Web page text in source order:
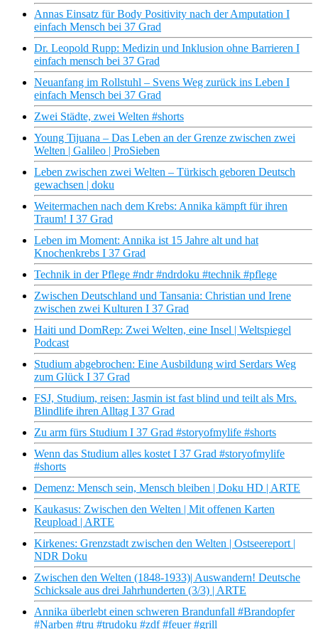
Annas Einsatz für Body Positivity nach der Amputation I
einfach Mensch bei 37 Grad
Dr. Leopold Rupp: Medizin und Inklusion ohne Barrieren I
einfach mensch bei 37 Grad
Neuanfang im Rollstuhl – Svens Weg zurück ins Leben I
einfach Mensch bei 37 Grad
Zwei Städte, zwei Welten #shorts
Young Tijuana – Das Leben an der Grenze zwischen zwei
Welten | Galileo | ProSieben
Leben zwischen zwei Welten – Türkisch geboren Deutsch
gewachsen | doku
Weitermachen nach dem Krebs: Annika kämpft für ihren
Traum! I 37 Grad
Leben im Moment: Annika ist 15 Jahre alt und hat
Knochenkrebs I 37 Grad
Technik in der Pflege #ndr #ndrdoku #technik #pflege
Zwischen Deutschland und Tansania: Christian und Irene
zwischen zwei Kulturen I 37 Grad
Haiti und DomRep: Zwei Welten, eine Insel | Weltspiegel
Podcast
Studium abgebrochen: Eine Ausbildung wird Serdars Weg
zum Glück I 37 Grad
FSJ, Studium, reisen: Jasmin ist fast blind und teilt als Mrs.
Blindlife ihren Alltag I 37 Grad
Zu arm fürs Studium I 37 Grad #storyofmylife #shorts
Wenn das Studium alles kostet I 37 Grad #storyofmylife
#shorts
Demenz: Mensch sein, Mensch bleiben | Doku HD | ARTE
Kaukasus: Zwischen den Welten | Mit offenen Karten
Reupload | ARTE
Kirkenes: Grenzstadt zwischen den Welten | Ostseereport |
NDR Doku
Zwischen den Welten (1848-1933)| Auswandern! Deutsche
Schicksale aus drei Jahrhunderten (3/3) | ARTE
Annika überlebt einen schweren Brandunfall #Brandopfer
#Narben #tru #trudoku #zdf #feuer #grill